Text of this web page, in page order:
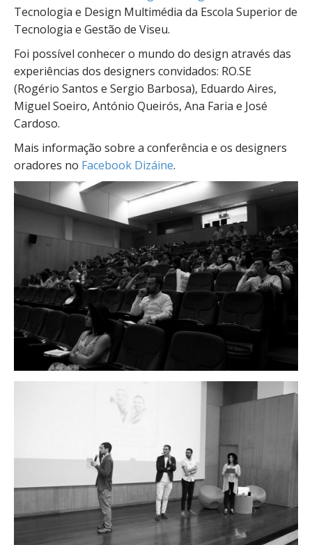
Tecnologia e Design Multimédia da Escola Superior de
Tecnologia e Gestão de Viseu.
Foi possível conhecer o mundo do design através das
experiências dos designers convidados: RO.SE
(Rogério Santos e Sergio Barbosa), Eduardo Aires,
Miguel Soeiro, António Queirós, Ana Faria e José
Cardoso.
Mais informação sobre a conferência e os designers
oradores no Facebook Dizáine.